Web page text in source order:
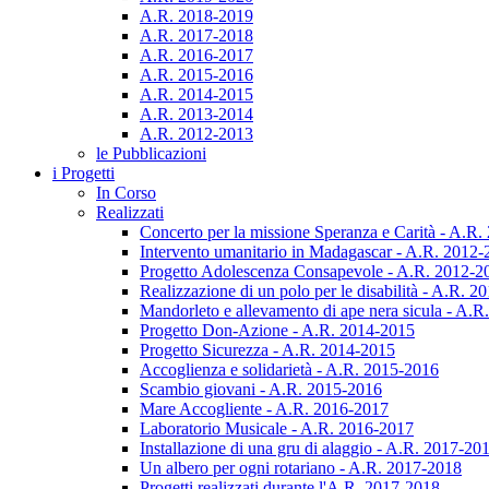
A.R. 2018-2019
A.R. 2017-2018
A.R. 2016-2017
A.R. 2015-2016
A.R. 2014-2015
A.R. 2013-2014
A.R. 2012-2013
le Pubblicazioni
i Progetti
In Corso
Realizzati
Concerto per la missione Speranza e Carità - A.R.
Intervento umanitario in Madagascar - A.R. 2012-
Progetto Adolescenza Consapevole - A.R. 2012-
Realizzazione di un polo per le disabilità - A.R.
Mandorleto e allevamento di ape nera sicula -
Progetto Don-Azione - A.R. 2014-2015
Progetto Sicurezza - A.R. 2014-2015
Accoglienza e solidarietà - A.R. 2015-2016
Scambio giovani - A.R. 2015-2016
Mare Accogliente - A.R. 2016-2017
Laboratorio Musicale - A.R. 2016-2017
Installazione di una gru di alaggio - A.R. 2017-
Un albero per ogni rotariano - A.R. 2017-2018